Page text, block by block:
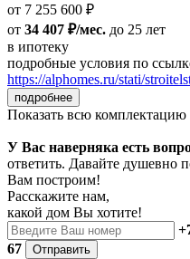
от 7 255 600 ₽
от 34 407 ₽/мес. до 25 лет
в ипотеку
подробные условия по
https://alphomes.ru/stati/
подробнее
Показать всю комплектацию
У Вас наверняка есть
ответить. Давайте душевно
Вам построим!
Расскажите нам,
какой дом Вы хотите!
67
Отправить